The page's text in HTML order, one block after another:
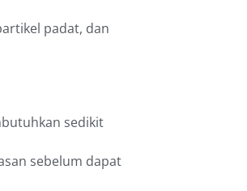
padat, dan
sedikit
sebelum dapat